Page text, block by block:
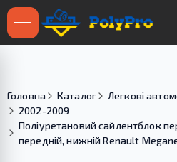
Головна Каталог Легкові
2002-2009
Поліуретановий сайлентблок
передній, нижній Renault